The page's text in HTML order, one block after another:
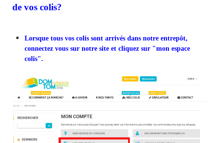
de vos colis?
Lorsque tous vos colis sont arrivés dans notre entrepôt,
connectez vous sur notre site et cliquez sur "mon espace
colis".